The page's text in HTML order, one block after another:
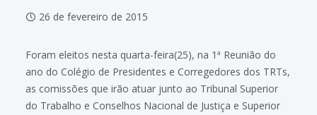
26 de fevereiro de 2015
Foram eleitos nesta quarta-feira(25), na 1ª Reunião do
ano do Colégio de Presidentes e Corregedores dos TRTs,
as comissões que irão atuar junto ao Tribunal Superior
do Trabalho e Conselhos Nacional de Justiça e Superior